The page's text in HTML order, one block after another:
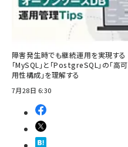
障害発生時でも継続運用を実現する
「MySQL」と「PostgreSQL」の「高可
用性構成」を理解する
7月28日 6:30